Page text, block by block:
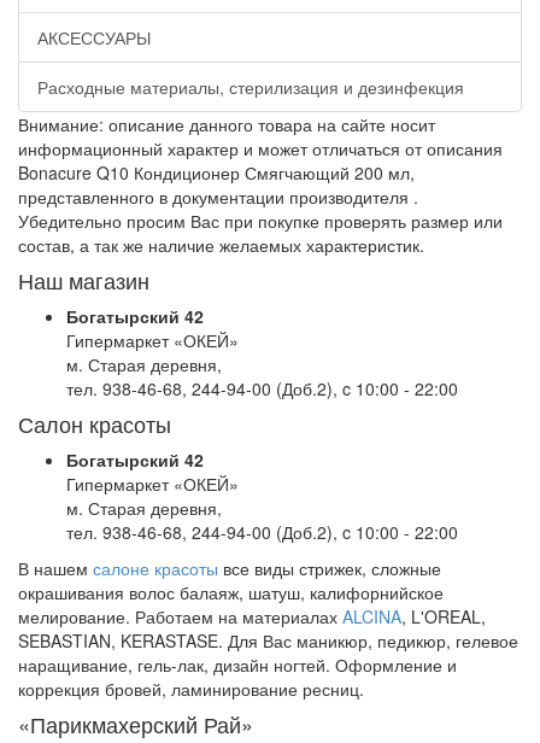
АКСЕССУАРЫ
Расходные материалы, стерилизация и дезинфекция
Внимание: описание данного товара на сайте носит
информационный характер и может отличаться от описания
Bonacure Q10 Кондиционер Смягчающий 200 мл,
представленного в документации производителя .
Убедительно просим Вас при покупке проверять размер или
состав, а так же наличие желаемых характеристик.
Наш магазин
Богатырский 42
Гипермаркет «ОКЕЙ»
м. Старая деревня,
тел. 938-46-68, 244-94-00 (Доб.2), c 10:00 - 22:00
Салон красоты
Богатырский 42
Гипермаркет «ОКЕЙ»
м. Старая деревня,
тел. 938-46-68, 244-94-00 (Доб.2), c 10:00 - 22:00
В нашем салоне красоты все виды стрижек, сложные
окрашивания волос балаяж, шатуш, калифорнийское
мелирование. Работаем на материалах ALCINA, L'OREAL,
SEBASTIAN, KERASTASE. Для Вас маникюр, педикюр, гелевое
наращивание, гель-лак, дизайн ногтей. Оформление и
коррекция бровей, ламинирование ресниц.
«Парикмахерский Рай»